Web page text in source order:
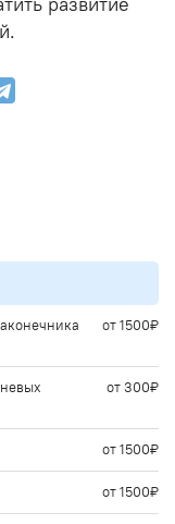
от 1500₽
от 300₽
от 1500₽
от 1500₽